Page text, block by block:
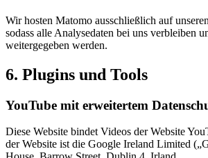
Wir hosten Matomo ausschließlich auf
sodass alle Analysedaten bei uns verbleiben
weitergegeben werden.
6. Plugins und Tools
YouTube mit erweitertem
Diese Website bindet Videos der Website
der Website ist die Google Ireland Limited